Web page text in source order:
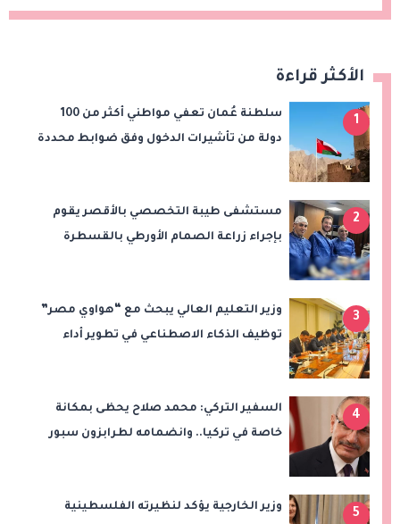
الأكثر قراءة
1
سلطنة عُمان تعفي مواطني أكثر من 100
دولة من تأشيرات الدخول وفق ضوابط محددة
2
مستشفى طيبة التخصصي بالأقصر يقوم
بإجراء زراعة الصمام الأورطي بالقسطرة
3
وزير التعليم العالي يبحث مع “هواوي مصر”
توظيف الذكاء الاصطناعي في تطوير أداء
4
السفير التركي: محمد صلاح يحظى بمكانة
خاصة في تركيا.. وانضمامه لطرابزون سبور
5
وزير الخارجية يؤكد لنظيرته الفلسطينية